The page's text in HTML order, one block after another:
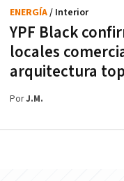
YPF Black
locales
arquitectura top
ENERGÍA/ Interior
PorJ.M.